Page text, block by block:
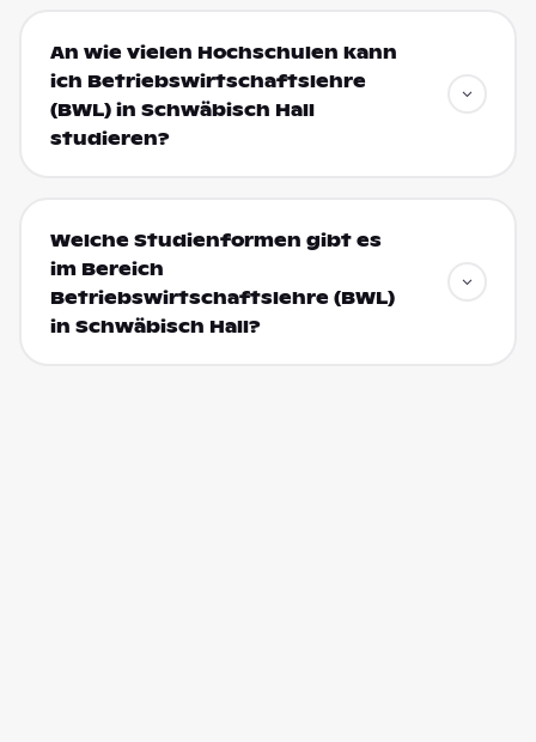
An wie vielen Hochschulen kann
ich Betriebswirtschaftslehre
(BWL) in Schwäbisch Hall
studieren?
Welche Studienformen gibt es
im Bereich
Betriebswirtschaftslehre (BWL)
in Schwäbisch Hall?